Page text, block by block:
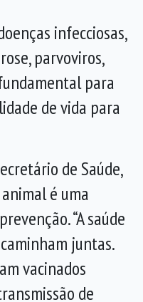
infecciosas,
parvoviros,
para
de vida para
de Saúde,
é uma
“A saúde
juntas.
vacinados
de